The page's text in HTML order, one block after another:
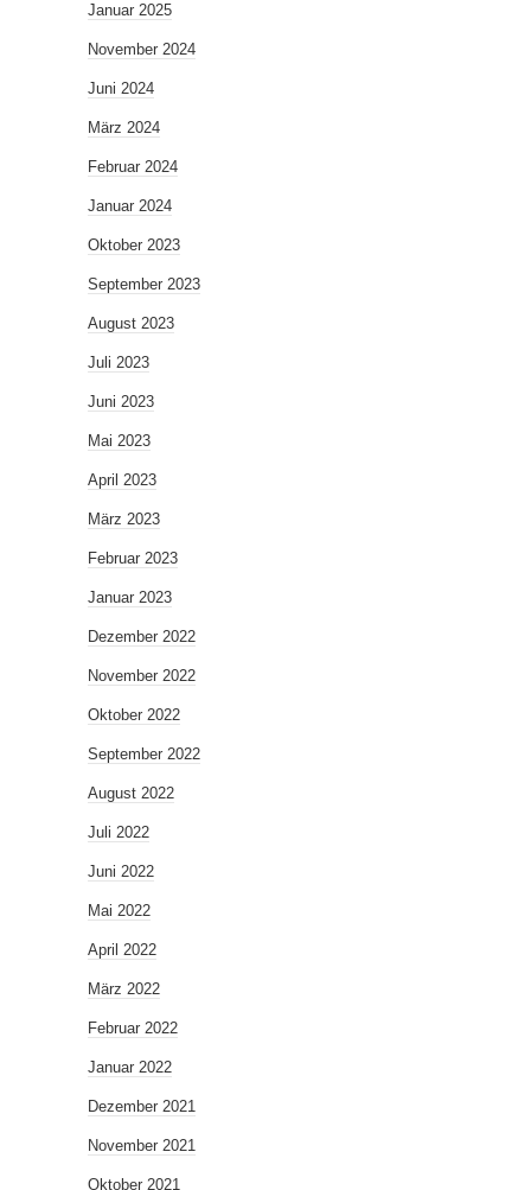
Januar 2025
November 2024
Juni 2024
März 2024
Februar 2024
Januar 2024
Oktober 2023
September 2023
August 2023
Juli 2023
Juni 2023
Mai 2023
April 2023
März 2023
Februar 2023
Januar 2023
Dezember 2022
November 2022
Oktober 2022
September 2022
August 2022
Juli 2022
Juni 2022
Mai 2022
April 2022
März 2022
Februar 2022
Januar 2022
Dezember 2021
November 2021
Oktober 2021